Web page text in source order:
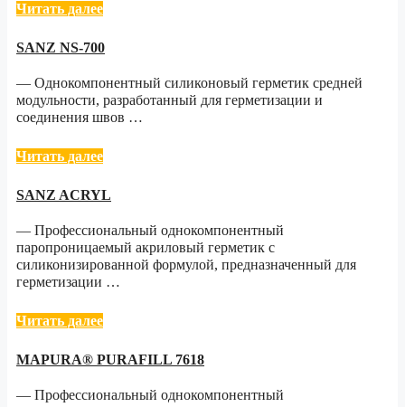
Читать далее
SANZ NS-700
— Однокомпонентный силиконовый герметик средней
модульности, разработанный для герметизации и
соединения швов …
Читать далее
SANZ ACRYL
— Профессиональный однокомпонентный
паропроницаемый акриловый герметик с
силиконизированной формулой, предназначенный для
герметизации …
Читать далее
MAPURA® PURAFILL 7618
— Профессиональный однокомпонентный